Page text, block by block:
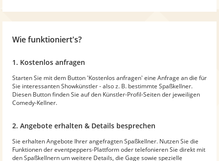
Wie funktioniert's?
1. Kostenlos anfragen
Starten Sie mit dem Button 'Kostenlos anfragen' eine Anfrage an die für
Sie interessanten Showkünstler - also z. B. bestimmte Spaßkellner.
Diesen Button finden Sie auf den Künstler-Profil-Seiten der jeweiligen
Comedy-Kellner.
2. Angebote erhalten & Details besprechen
Sie erhalten Angebote Ihrer angefragten Spaßkellner. Nutzen Sie die
Funktionen der eventpeppers-Plattform oder telefonieren Sie direkt mit
den Spaßkellnern um weitere Details, die Gage sowie spezielle